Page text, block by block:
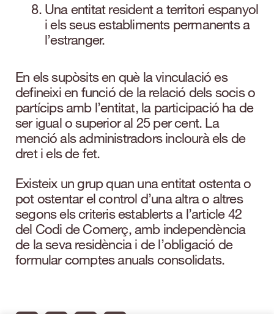
Una entitat resident a territori espanyol
i els seus establiments permanents a
l’estranger.
En els supòsits en què la vinculació es
defineixi en funció de la relació dels socis o
partícips amb l’entitat, la participació ha de
ser igual o superior al 25 per cent. La
menció als administradors inclourà els de
dret i els de fet.
Existeix un grup quan una entitat ostenta o
pot ostentar el control d’una altra o altres
segons els criteris establerts a l’article 42
del Codi de Comerç, amb independència
de la seva residència i de l’obligació de
formular comptes anuals consolidats.